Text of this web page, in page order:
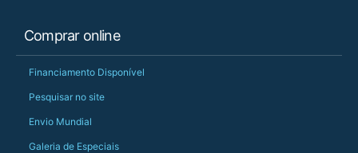
Comprar online
Financiamento Disponível
Pesquisar no site
Envio Mundial
Galeria de Especiais